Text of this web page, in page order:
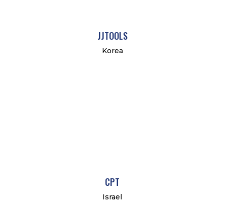
JJTOOLS
Korea
CPT
Israel